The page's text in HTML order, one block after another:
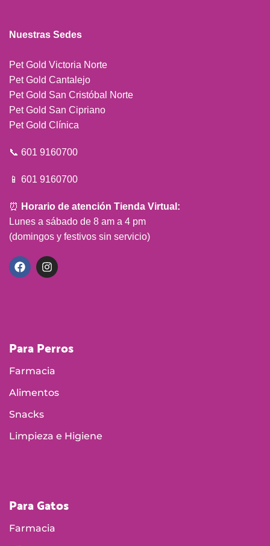
Nuestras Sedes
Pet Gold Victoria Norte
Pet Gold Cantalejo
Pet Gold San Cristóbal Norte
Pet Gold San Cipriano
Pet Gold Clínica
📞 601 9160700
📱 601 9160700
⏰ Horario de atención Tienda Virtual:
Lunes a sábado de 8 am a 4 pm
(domingos y festivos sin servicio)
Para Perros
Farmacia
Alimentos
Snacks
Limpieza e Higiene
Para Gatos
Farmacia